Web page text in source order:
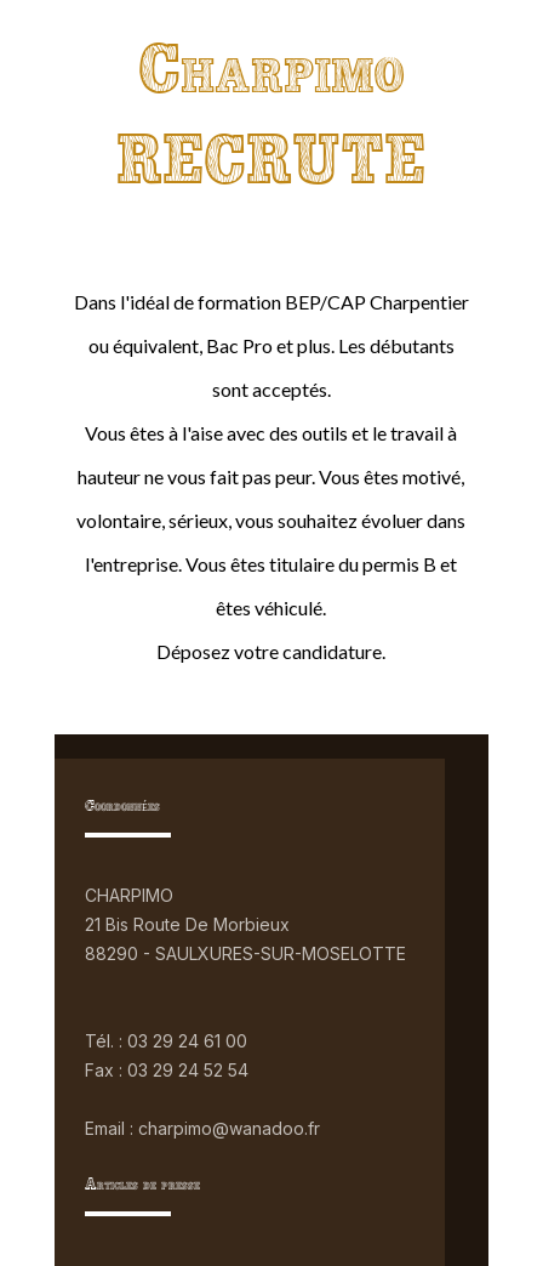
Charpimo
RECRUTE
Dans l'idéal de formation BEP/CAP Charpentier
ou équivalent, Bac Pro et plus. Les débutants
sont acceptés.
Vous êtes à l'aise avec des outils et le travail à
hauteur ne vous fait pas peur. Vous êtes motivé,
volontaire, sérieux, vous souhaitez évoluer dans
l'entreprise. Vous êtes titulaire du permis B et
êtes véhiculé.
Déposez votre candidature.
Coordonnées
CHARPIMO
21 Bis Route De Morbieux
88290 - SAULXURES-SUR-MOSELOTTE
Tél. : 03 29 24 61 00
Fax : 03 29 24 52 54
Email : charpimo@wanadoo.fr
Articles de presse